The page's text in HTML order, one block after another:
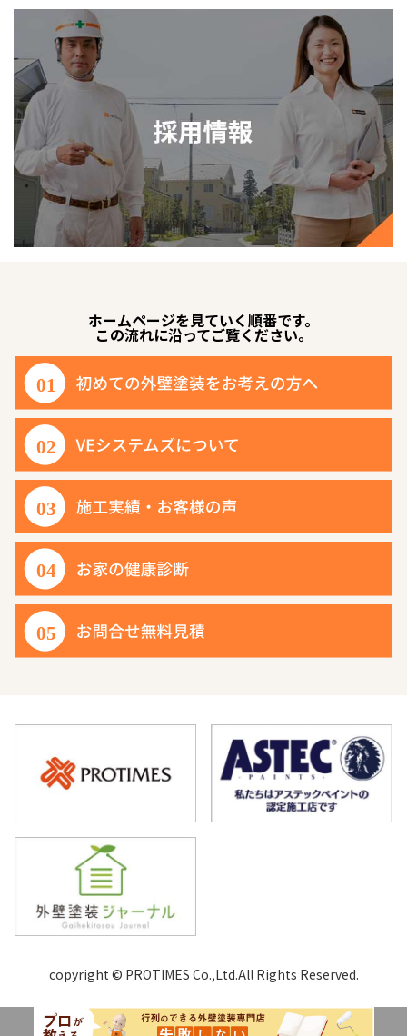
ホームページを見ていく順番です。
この流れに沿ってご覧ください。
copyright © PROTIMES Co.,Ltd.All Rights Reserved.